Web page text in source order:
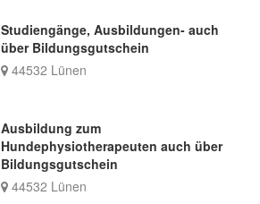
Studiengänge, Ausbildungen- auch
über Bildungsgutschein
44532 Lünen
Ausbildung zum
Hundephysiotherapeuten auch über
Bildungsgutschein
44532 Lünen